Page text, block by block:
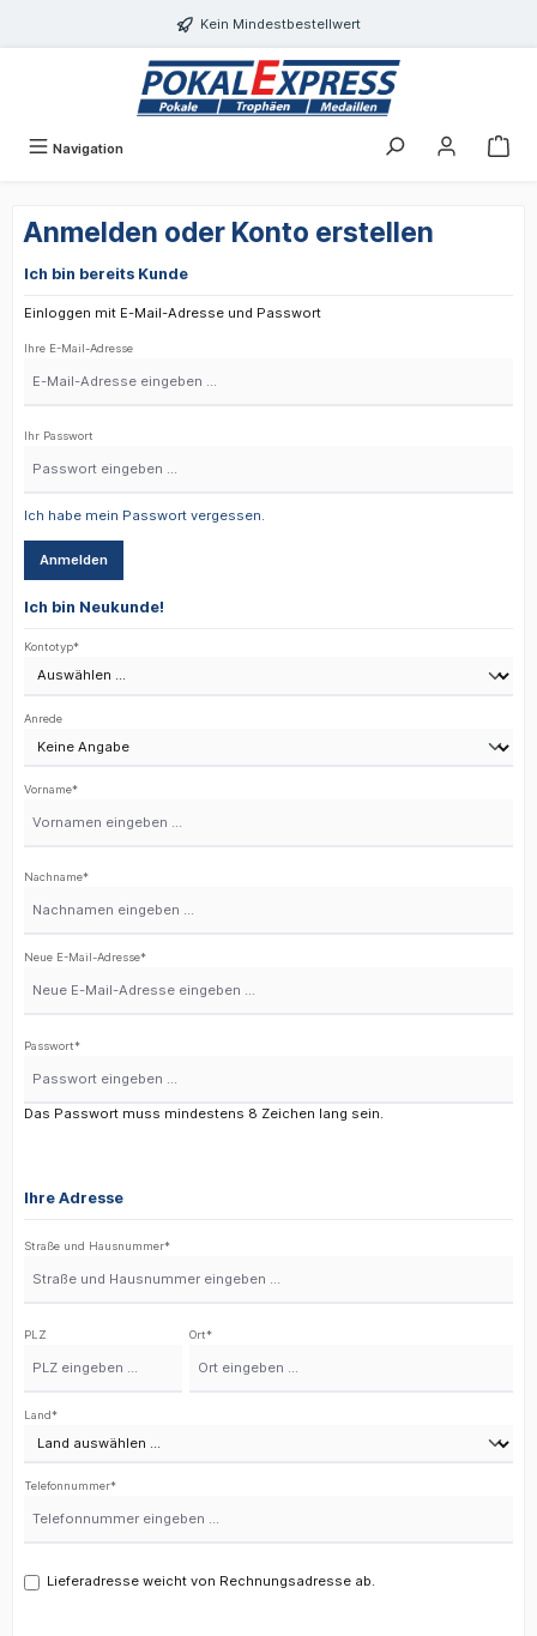
Kein Mindestbestellwert
Navigation
Anmelden oder Konto erstellen
Ich bin bereits Kunde
Einloggen mit E-Mail-Adresse und Passwort
Ihre E-Mail-Adresse
Ihr Passwort
Ich habe mein Passwort vergessen.
Anmelden
Ich bin Neukunde!
Persönliche Informationen
Kontotyp*
Anrede
Vorname*
Nachname*
Neue E-Mail-Adresse*
Passwort*
Das Passwort muss mindestens 8 Zeichen lang sein.
Ihre Adresse
Straße und Hausnummer*
PLZ Ort*
Land*
Telefonnummer*
Lieferadresse weicht von Rechnungsadresse ab.